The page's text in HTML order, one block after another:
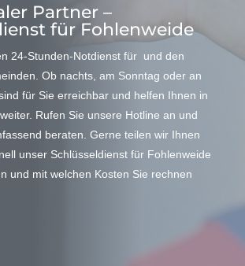
Partner –
für Fohlenweide
24-Stunden-Notdienst für und den
Ob nachts, am Sonntag oder an
für Sie erreichbar und helfen Ihnen in
Rufen Sie unsere Hotline an und
beraten. Gerne teilen wir Ihnen
unser Schlüsseldienst für Fohlenweide
und mit welchen Kosten Sie rechnen